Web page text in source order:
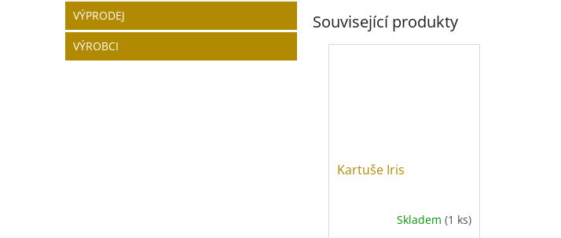
VÝPRODEJ
VÝROBCI
Související produkty
Kartuše Iris
Skladem(1 ks)